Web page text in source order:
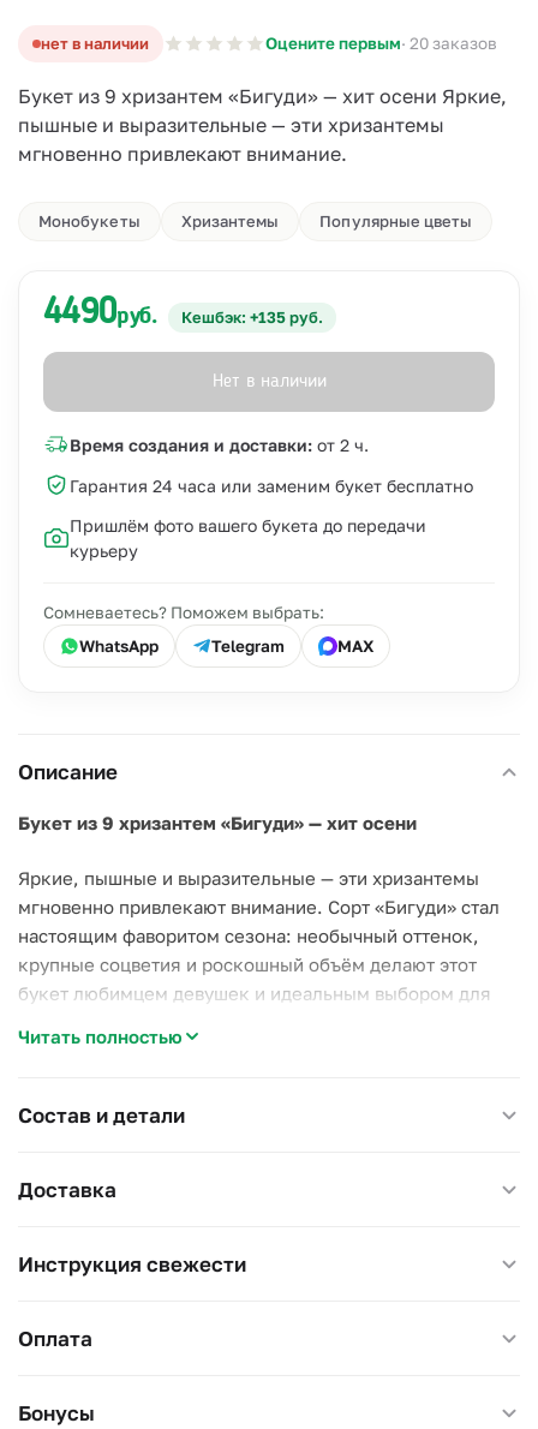
нет в наличии Оцените первым· 20 заказов
Букет из 9 хризантем «Бигуди» — хит осени Яркие,
пышные и выразительные — эти хризантемы
мгновенно привлекают внимание.
Монобукеты Хризантемы Популярные цветы
4490руб. Кешбэк: +135 руб.
Нет в наличии
Время создания и доставки: от 2 ч.
Гарантия 24 часа или заменим букет бесплатно
Пришлём фото вашего букета до передачи
курьеру
Сомневаетесь? Поможем выбрать:
WhatsApp
Telegram MAX
Описание
Букет из 9 хризантем «Бигуди» — хит осени
Яркие, пышные и выразительные — эти хризантемы
мгновенно привлекают внимание. Сорт «Бигуди» стал
настоящим фаворитом сезона: необычный оттенок,
крупные соцветия и роскошный объём делают этот
букет любимцем девушек и идеальным выбором для
- Один из самых популярных букетов этой осени;
- Универсален: уместен и в романтическом, и в
Подходит для:
- Осеннего повода или благодарности;
Курьер уже готов доставить этот волшебный букет
Читать полностью
Состав и детали
Доставка
Инструкция свежести
Оплата
Бонусы